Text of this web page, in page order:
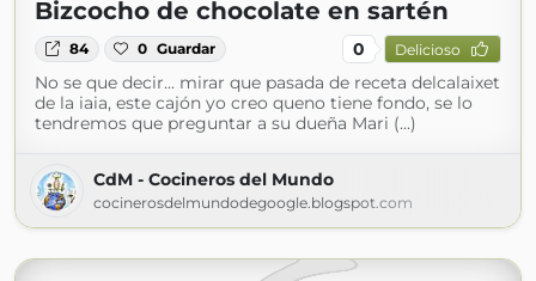
Bizcocho de chocolate en sartén
84 0 Guardar 0 Delicioso
No se que decir... mirar que pasada de receta delcalaixet
de la iaia, este cajón yo creo queno tiene fondo, se lo
tendremos que preguntar a su dueña Mari (...)
CdM - Cocineros del Mundo
cocinerosdelmundodegoogle.blogspot.com